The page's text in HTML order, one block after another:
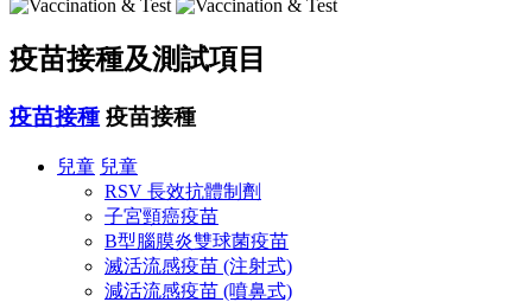
疫苗接種及測試項目
疫苗接種 疫苗接種
兒童 兒童
RSV 長效抗體制劑
子宮頸癌疫苗
B型腦膜炎雙球菌疫苗
滅活流感疫苗 (注射式)
減活流感疫苗 (噴鼻式)